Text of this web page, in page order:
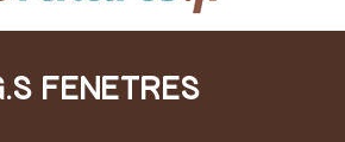
FENETRES